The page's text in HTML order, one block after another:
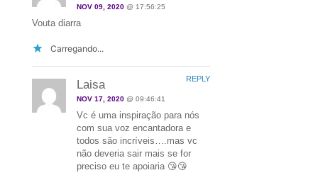
NOV 09, 2020 @ 17:56:25
Vouta diarra
Carregando...
Laisa
NOV 17, 2020 @ 09:46:41
Vc é uma inspiração para nós
com sua voz encantadora e
todos são incríveis….mas vc
não deveria sair mais se for
preciso eu te apoiaria 😘😘
REPLY